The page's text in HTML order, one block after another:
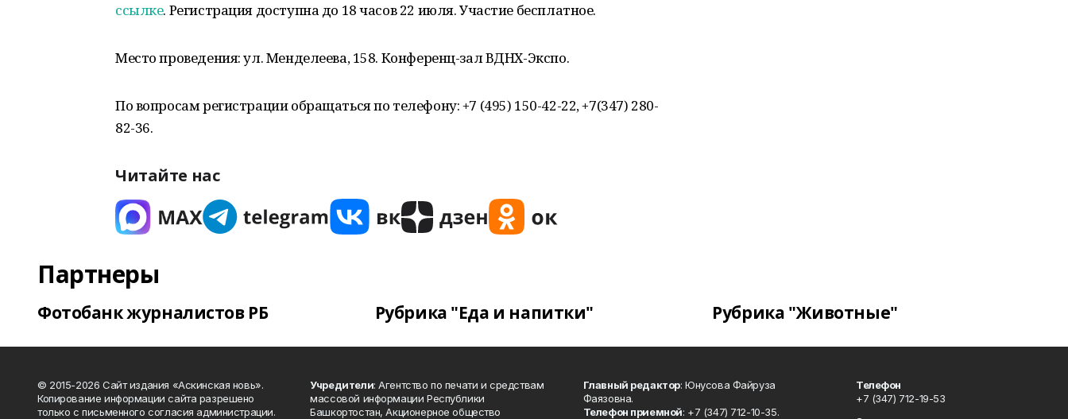
ссылке. Регистрация доступна до 18 часов 22 июля. Участие бесплатное.
Место проведения: ул. Менделеева, 158. Конференц-зал ВДНХ-Экспо.
По вопросам регистрации обращаться по телефону: +7 (495) 150-42-22, +7(347) 280-
82-36.
Читайте нас
Партнеры
Фотобанк журналистов РБ Рубрика "Еда и напитки" Рубрика "Животные"
© 2015-2026 Сайт издания «Аскинская новь».
Копирование информации сайта разрешено
только с письменного согласия администрации.
Учредители: Агентство по печати и средствам
массовой информации Республики
Башкортостан, Акционерное общество
Главный редактор: Юнусова Файруза
Фаязовна.
Телефон приемной: +7 (347) 712-10-35.
Телефон
+7 (347) 712-19-53